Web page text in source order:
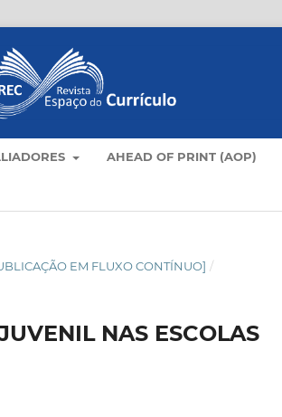
AHEAD OF PRINT (AOP)
EM FLUXO CONTÍNUO] /
NAS ESCOLAS